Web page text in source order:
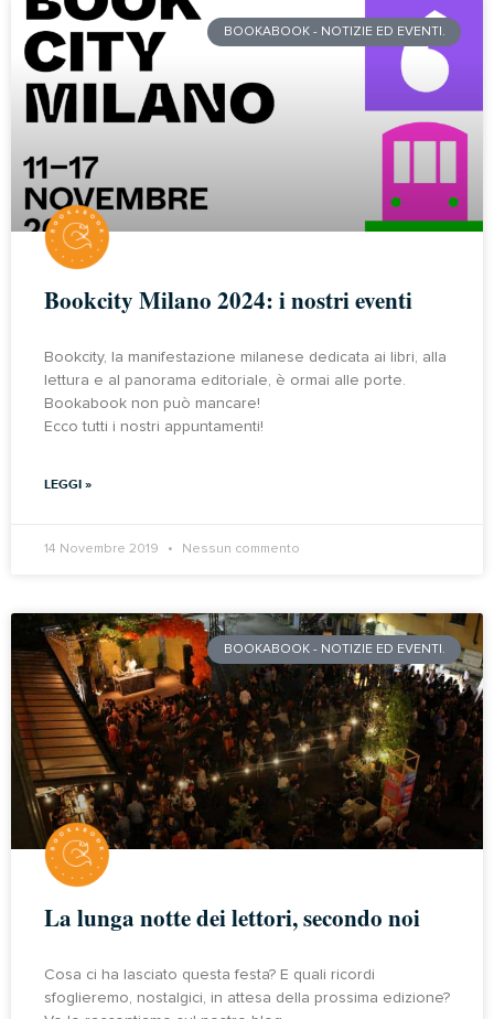
BOOKABOOK - NOTIZIE ED EVENTI.
Bookcity Milano 2024: i nostri eventi
Bookcity, la manifestazione milanese dedicata ai libri, alla
lettura e al panorama editoriale, è ormai alle porte.
Bookabook non può mancare!
Ecco tutti i nostri appuntamenti!
LEGGI »
14 Novembre 2019 Nessun commento
BOOKABOOK - NOTIZIE ED EVENTI.
La lunga notte dei lettori, secondo noi
Cosa ci ha lasciato questa festa? E quali ricordi
sfoglieremo, nostalgici, in attesa della prossima edizione?